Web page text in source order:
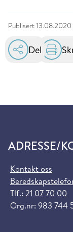
Publisert13.08.2020
Del
ADRESSE/
Kontakt oss
Tlf.: 21 07 70 00
Org.nr: 983 744